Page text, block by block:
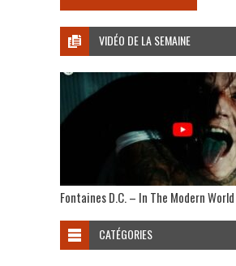
VIDÉO DE LA SEMAINE
Fontaines D.C. – In The Modern World
CATÉGORIES